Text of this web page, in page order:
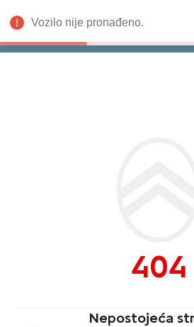
Isporuka odmah
Vozilo nije pronađeno.
404
Nepostojeća